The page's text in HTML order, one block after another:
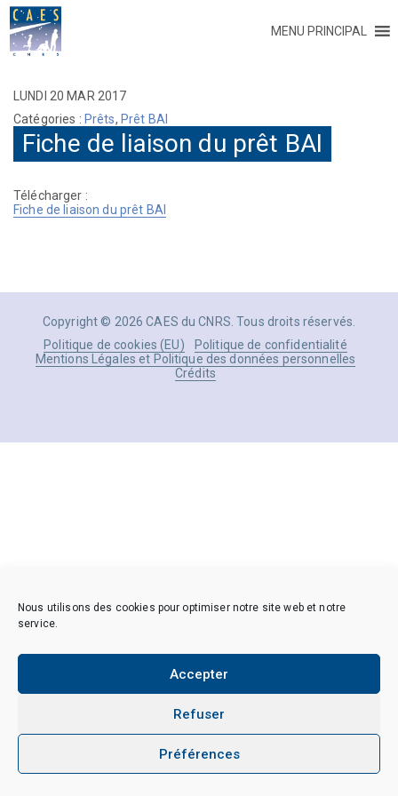
Nous utilisons des cookies pour optimiser notre site web et notre
service.
Accepter
Refuser
Préférences
MENU PRINCIPAL
LUNDI 20 MAR 2017
Catégories : Prêts, Prêt BAI
Fiche de liaison du prêt BAI
Télécharger :
Fiche de liaison du prêt BAI
Copyright © 2026 CAES du CNRS. Tous droits réservés.
Politique de cookies (EU)
Politique de confidentialité
Mentions Légales et Politique des données personnelles
Crédits